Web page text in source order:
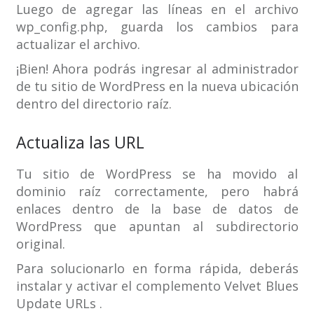
Luego de agregar las líneas en el archivo
wp_config.php, guarda los cambios para
actualizar el archivo.
¡Bien! Ahora podrás ingresar al administrador
de tu sitio de WordPress en la nueva ubicación
dentro del directorio raíz.
Actualiza las URL
Tu sitio de WordPress se ha movido al
dominio raíz correctamente, pero habrá
enlaces dentro de la base de datos de
WordPress que apuntan al subdirectorio
original.
Para solucionarlo en forma rápida, deberás
instalar y activar el complemento Velvet Blues
Update URLs .